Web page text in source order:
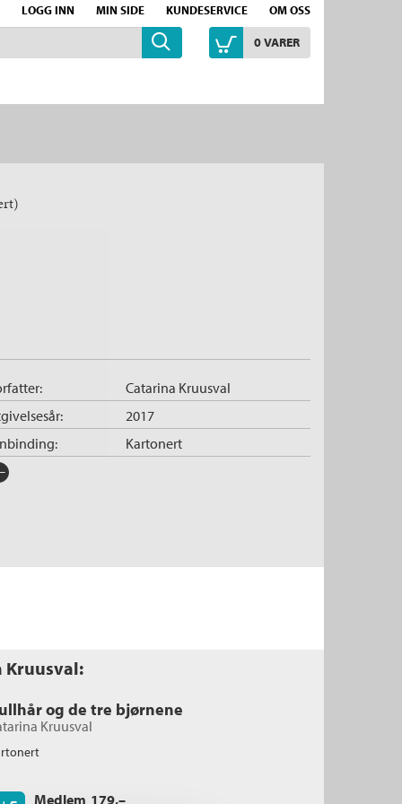
LOGG INN MIN SIDE KUNDESERVICE OM OSS
0VARER
Catarina Kruusval
Kartonert
2017
Kruusval:
og de tre bjørnene
Kruusval
Medlem 179,–